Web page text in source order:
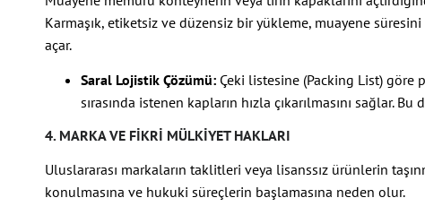
Karmaşık, etiketsiz ve düzensiz bir yükleme, muayene
açar.
Saral Lojistik Çözümü: Çeki listesine (Packing List) göre
sırasında istenen kapların hızla çıkarılmasını sağlar.
4. MARKA VE FIKRI MÜLKIYET HAKLARI
Uluslararası markaların taklitleri veya lisanssız ürünlerin
konulmasına ve hukuki süreçlerin başlamasına neden olur.